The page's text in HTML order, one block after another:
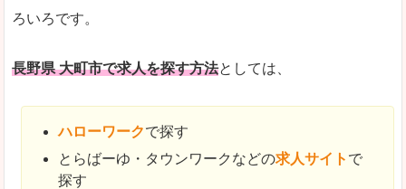
ろいろです。
長野県 大町市で求人を探す方法としては、
ハローワークで探す
とらばーゆ・タウンワークなどの求人サイト で
探す